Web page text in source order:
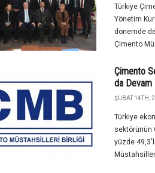
Türkiye
Yönetim
dönemde
Çimento
Çimento
da Devam
ŞUBAT 14TH,
Türkiye
sektörünün
yüzde